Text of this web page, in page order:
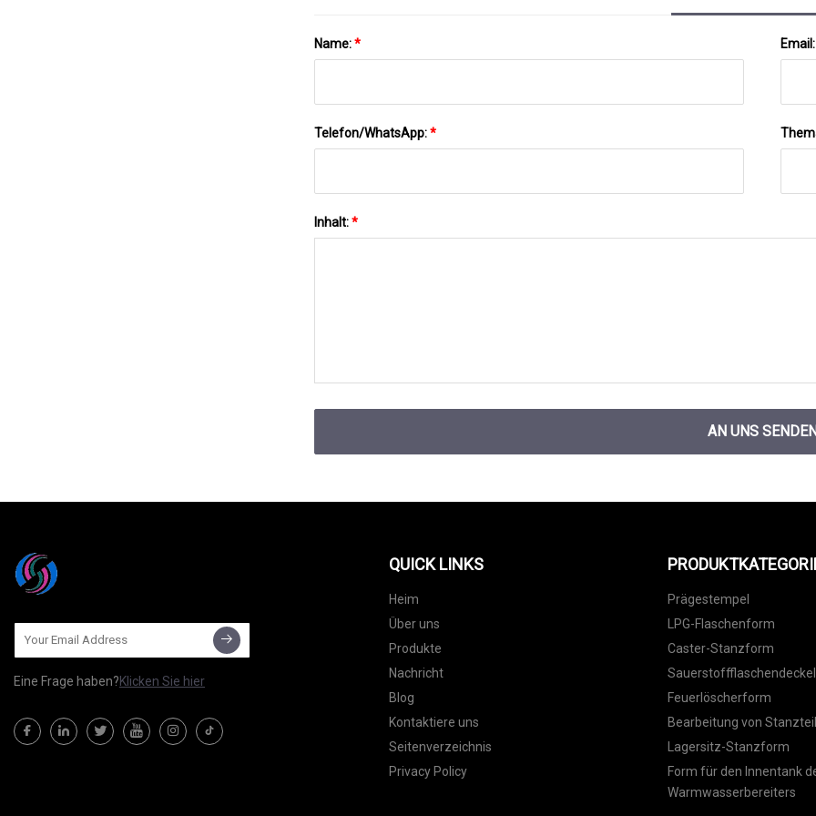
Name:* Email:
Telefon/WhatsApp:*
Inhalt:*
AN UNS
Eine Frage haben?Klicken Sie hier
QUICK LINKS
Heim
Über uns
Produkte
Nachricht
Blog
Kontaktiere uns
Seitenverzeichnis
Privacy Policy
Prägestempel
LPG-Flaschenform
Caster-Stanzform
Sauerstoffflaschendeckel
Feuerlöscherform
Bearbeitung von
Lagersitz-Stanzform
Form für den Innentank
Warmwasserbereiters